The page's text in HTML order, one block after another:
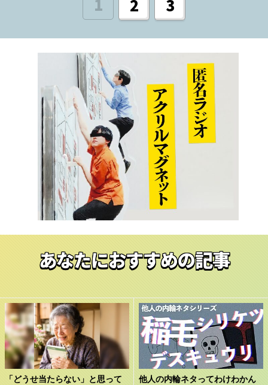
1 2 3
あなたにおすすめの記事
「どうせ当たらない」と思って
他人の内輪ネタってわけわかん